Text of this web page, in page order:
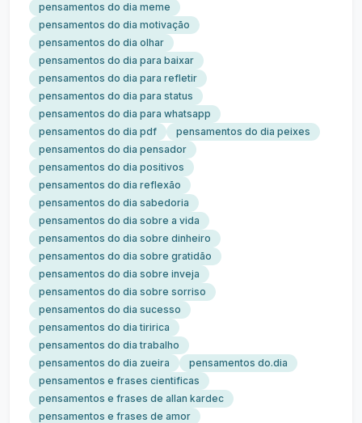
pensamentos do dia meme
pensamentos do dia motivação
pensamentos do dia olhar
pensamentos do dia para baixar
pensamentos do dia para refletir
pensamentos do dia para status
pensamentos do dia para whatsapp
pensamentos do dia pdf
pensamentos do dia peixes
pensamentos do dia pensador
pensamentos do dia positivos
pensamentos do dia reflexão
pensamentos do dia sabedoria
pensamentos do dia sobre a vida
pensamentos do dia sobre dinheiro
pensamentos do dia sobre gratidão
pensamentos do dia sobre inveja
pensamentos do dia sobre sorriso
pensamentos do dia sucesso
pensamentos do dia tiririca
pensamentos do dia trabalho
pensamentos do dia zueira
pensamentos do.dia
pensamentos e frases cientificas
pensamentos e frases de allan kardec
pensamentos e frases de amor